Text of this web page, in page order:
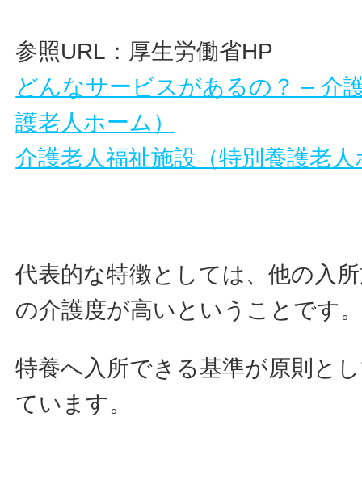
参照URL：厚生労働省HP
どんなサービスがあるの？ – 介
護老人ホーム）
介護老人福祉施設（特別養護老
代表的な特徴としては、他の入
の介護度が高いということです
特養へ入所できる基準が原則と
ています。